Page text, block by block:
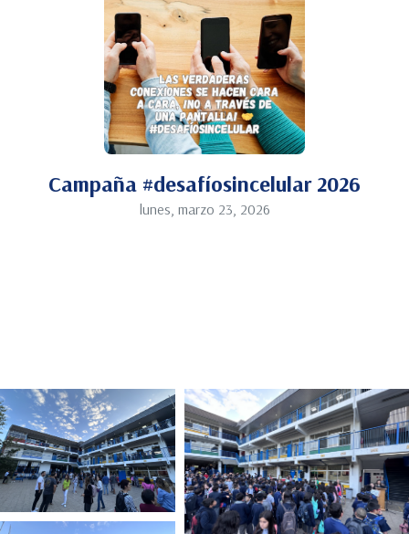
Campaña #desafíosincelular 2026
lunes, marzo 23, 2026